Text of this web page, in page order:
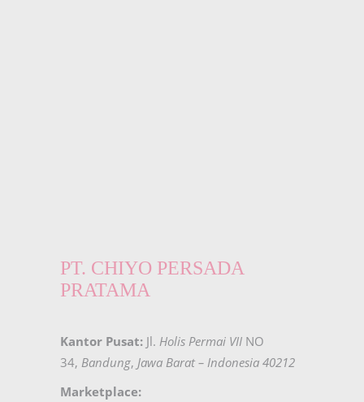
PT. CHIYO PERSADA
PRATAMA
Kantor Pusat: Jl. Holis Permai VII NO
34, Bandung, Jawa Barat – Indonesia 40212
Marketplace: